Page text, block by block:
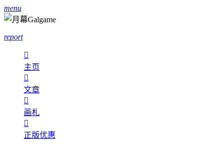
menu
report

主页

文章

画札

正版优惠